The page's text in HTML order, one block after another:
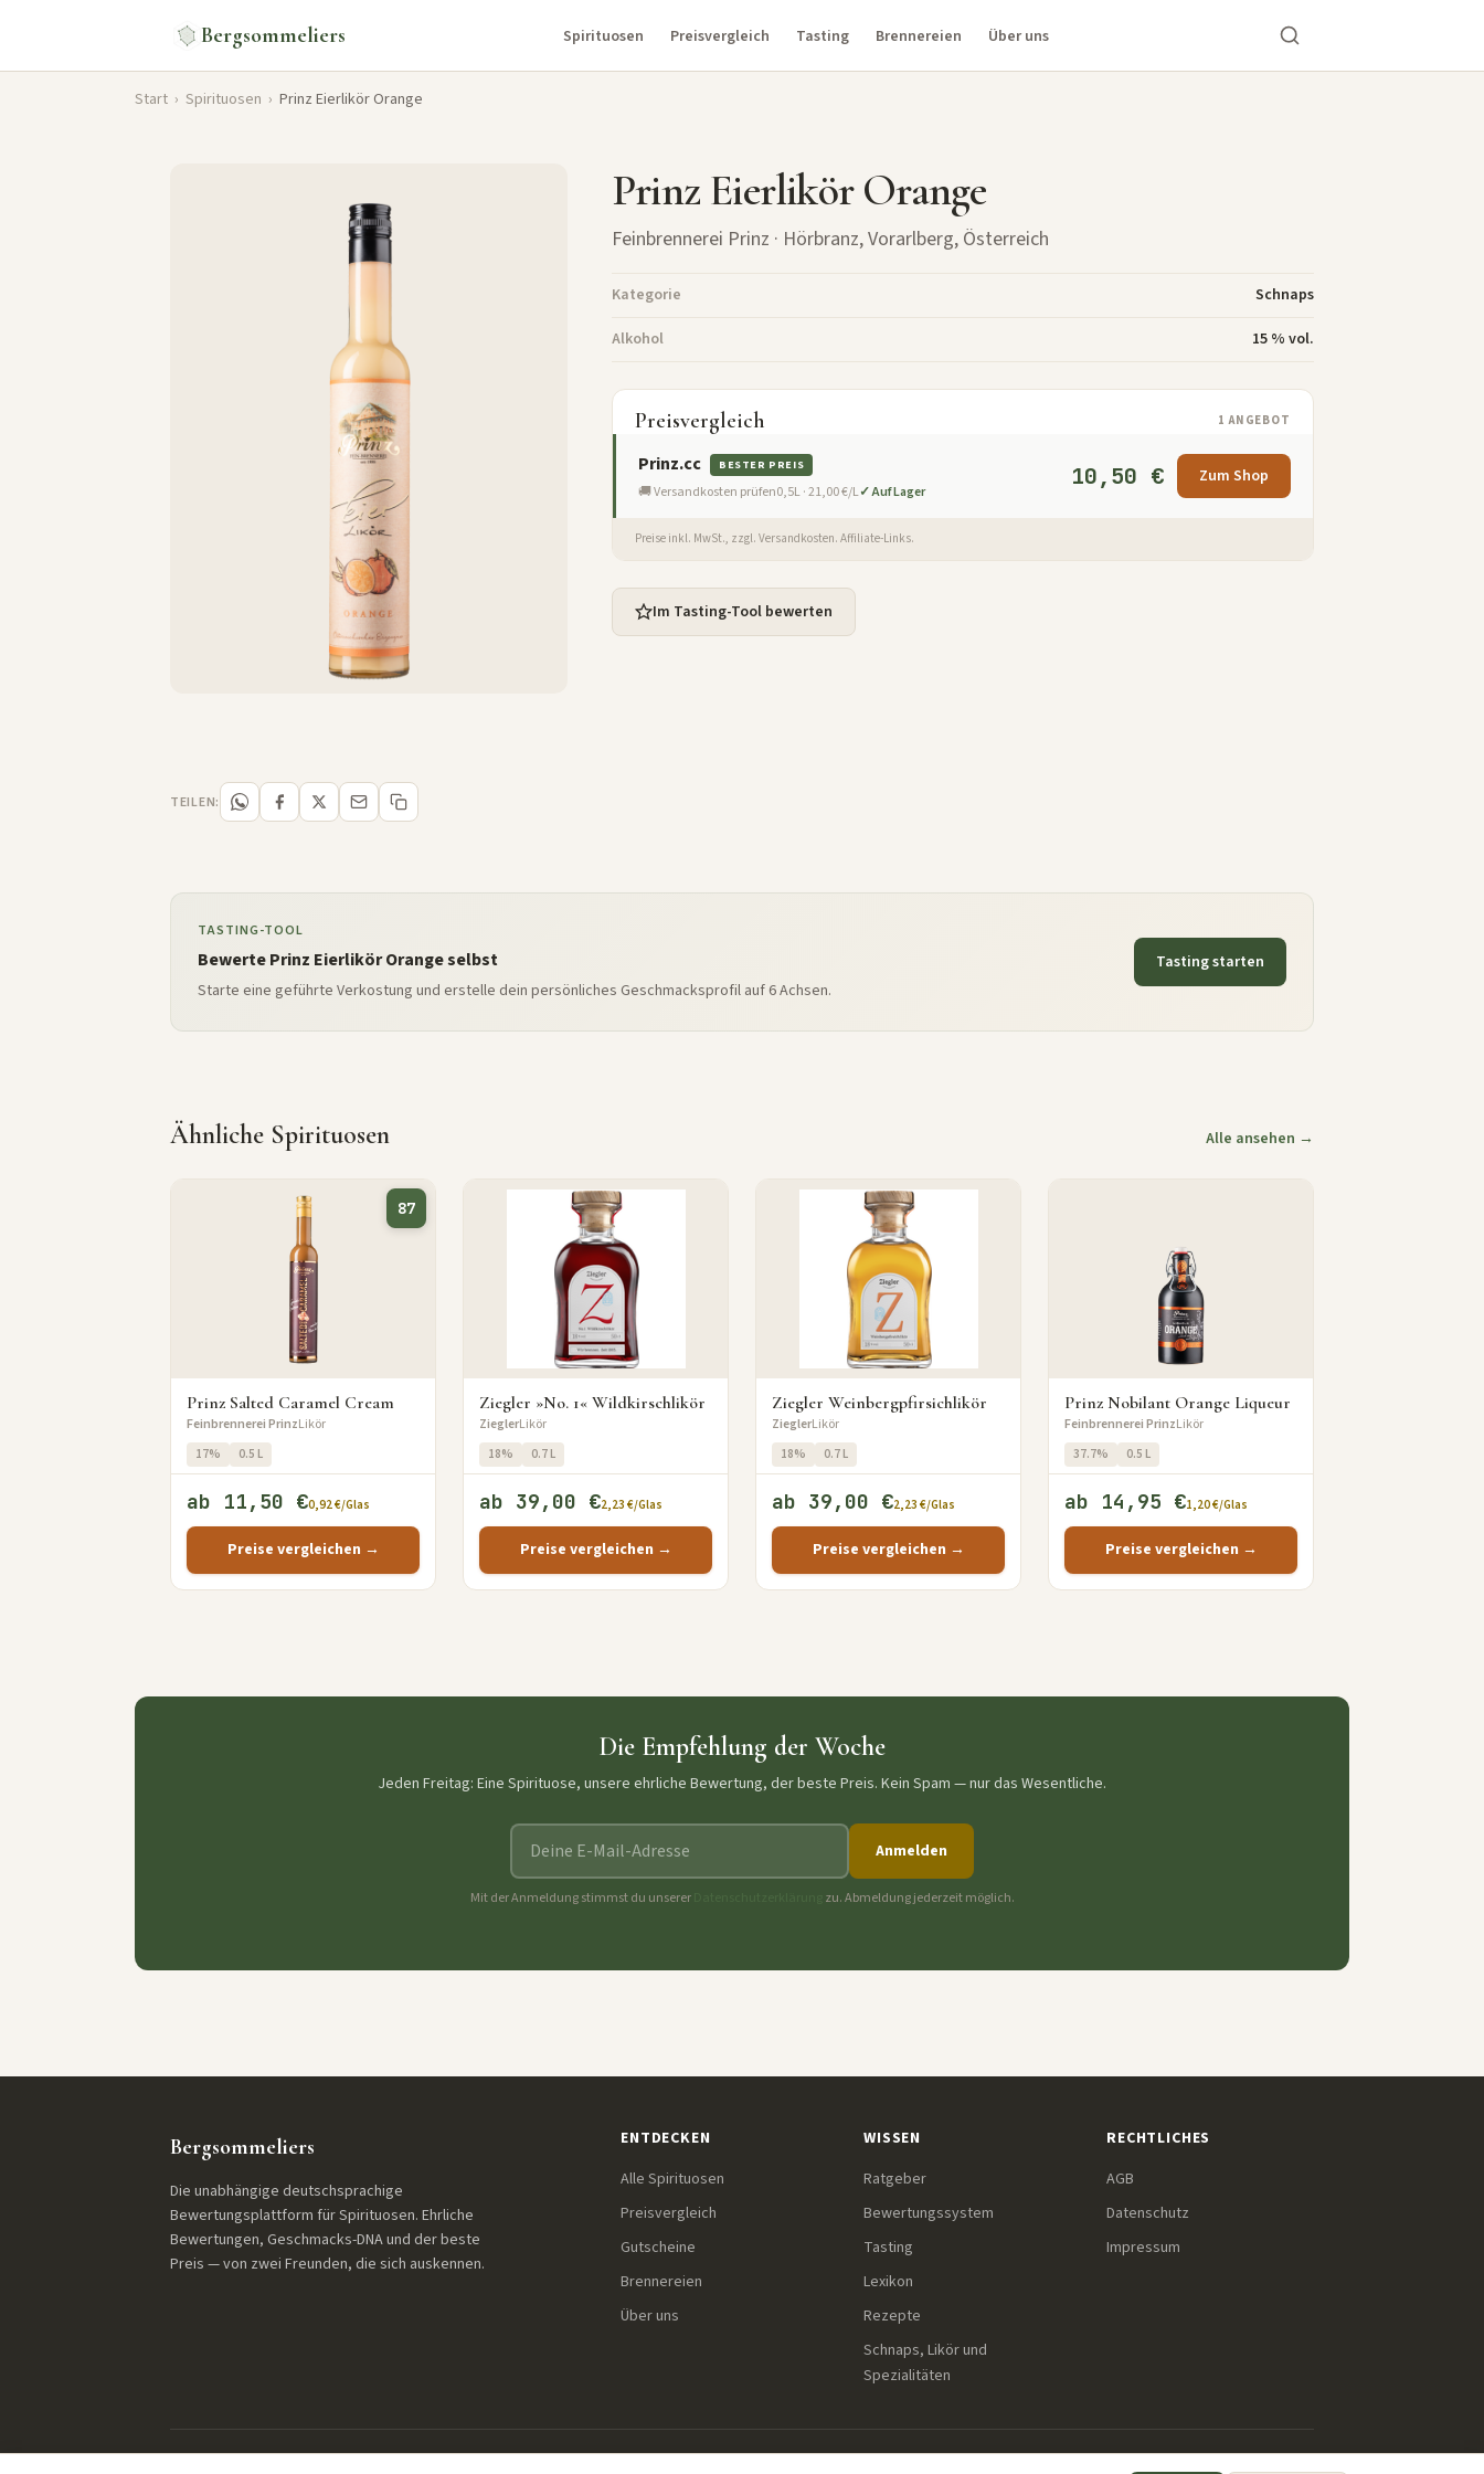
Bergsommeliers Spirituosen Preisvergleich Tasting Brennereien Über uns
Start › Spirituosen › Prinz Eierlikör Orange
Prinz Eierlikör Orange
Feinbrennerei Prinz · Hörbranz, Vorarlberg, Österreich
Kategorie
Schnaps
Alkohol
15 % vol.
Preisvergleich 1 ANGEBOT
Prinz.cc BESTER PREIS
🚚 Versandkosten prüfen0,5L · 21,00 €/L✓ Auf Lager
10,50 € Zum Shop
Preise inkl. MwSt., zzgl. Versandkosten. Affiliate-Links.
Im Tasting-Tool bewerten
TEILEN:
TASTING-TOOL
Bewerte Prinz Eierlikör Orange selbst
Starte eine geführte Verkostung und erstelle dein persönliches Geschmacksprofil auf 6 Achsen.
Tasting starten
Ähnliche Spirituosen Alle ansehen →
87
Prinz Salted Caramel Cream
Feinbrennerei PrinzLikör
17% 0.5 L
ab 11,50 €0,92 €/Glas
Preise vergleichen →
Ziegler »No. 1« Wildkirschlikör
ZieglerLikör
18% 0.7 L
ab 39,00 €2,23 €/Glas
Preise vergleichen →
Ziegler Weinbergpfirsichlikör
ZieglerLikör
18% 0.7 L
ab 39,00 €2,23 €/Glas
Preise vergleichen →
Prinz Nobilant Orange Liqueur
Feinbrennerei PrinzLikör
37.7% 0.5 L
ab 14,95 €1,20 €/Glas
Preise vergleichen →
Die Empfehlung der Woche
Jeden Freitag: Eine Spirituose, unsere ehrliche Bewertung, der beste Preis. Kein Spam — nur das Wesentliche.
E-Mail-Adresse
Anmelden
Mit der Anmeldung stimmst du unserer zu. Abmeldung jederzeit möglich.
Bergsommeliers
Die unabhängige deutschsprachige
Bewertungsplattform für Spirituosen. Ehrliche
Bewertungen, Geschmacks-DNA und der beste
Preis — von zwei Freunden, die sich auskennen.
ENTDECKEN
Alle Spirituosen
Preisvergleich
Gutscheine
Brennereien
Über uns
WISSEN
Ratgeber
Bewertungssystem
Tasting
Lexikon
Rezepte
Schnaps, Likör und
Spezialitäten
RECHTLICHES
AGB
Datenschutz
Impressum